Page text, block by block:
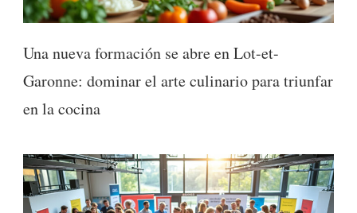
Una nueva formación se abre en Lot-et-
Garonne: dominar el arte culinario para triunfar
en la cocina